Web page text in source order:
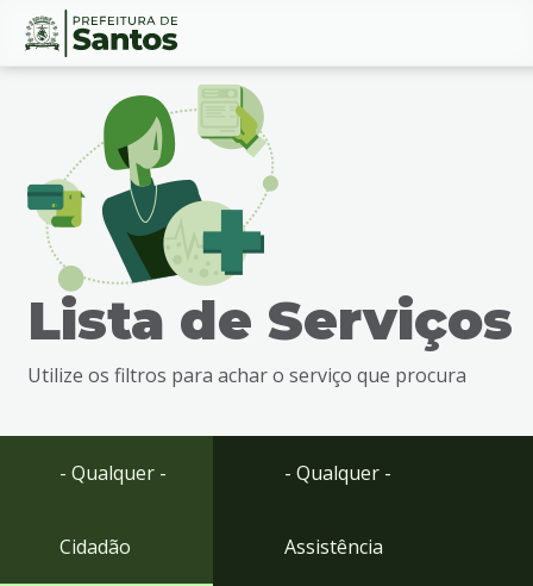
Ir
busca
Ir
Conteúdo
Lista de Serviços
Utilize os filtros para achar o serviço que procura
- Qualquer -
Cidadão
- Qualquer -
Assistência